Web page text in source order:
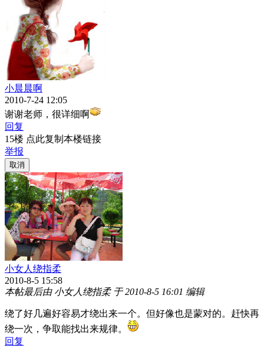
小晨晨啊
2010-7-24 12:05
谢谢老师，很详细啊
回复
15楼 点此复制本楼链接
举报
取消
小女人绕指柔
2010-8-5 15:58
本帖最后由 小女人绕指柔 于 2010-8-5 16:01 编辑
绕了好几遍好容易才绕出来一个。但好像也是蒙对的。赶快再
绕一次，争取能找出来规律。
回复